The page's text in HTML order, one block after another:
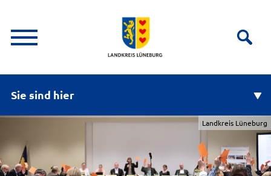
Sie sind hier
Landkreis Lüneburg